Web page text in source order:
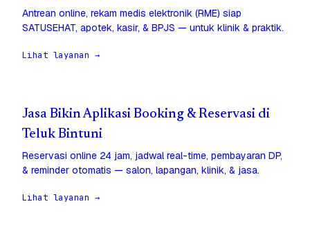
Antrean online, rekam medis elektronik (RME) siap
SATUSEHAT, apotek, kasir, & BPJS — untuk klinik & praktik.
Lihat layanan →
Jasa Bikin Aplikasi Booking & Reservasi di
Teluk Bintuni
Reservasi online 24 jam, jadwal real-time, pembayaran DP,
& reminder otomatis — salon, lapangan, klinik, & jasa.
Lihat layanan →